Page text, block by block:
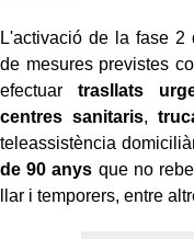
L'activació de la fase 2
de mesures previstes
efectuar trasllats
centres sanitaris,
teleassistència
de 90 anys que no
llar i temporers, entre